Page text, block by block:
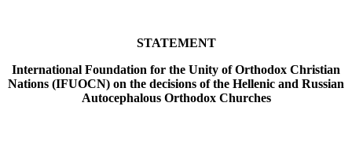
STATEMENT
International Foundation for the Unity of Orthodox Christian
Nations (IFUOCN) on the decisions of the Hellenic and Russian
Autocephalous Orthodox Churches